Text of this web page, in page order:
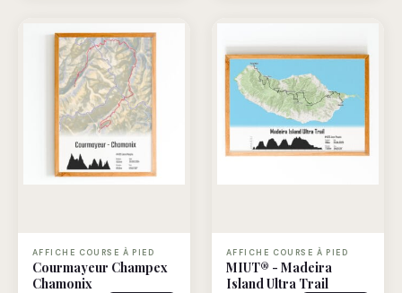
AFFICHE COURSE À PIED
Courmayeur Champex
Chamonix
AFFICHE COURSE À PIED
MIUT® - Madeira
Island Ultra Trail